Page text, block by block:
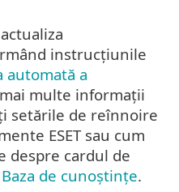
instrucțiunile
automată a
multe informații
setările de reînnoire
ESET sau cum
despre cardul de
de cunoștințe.